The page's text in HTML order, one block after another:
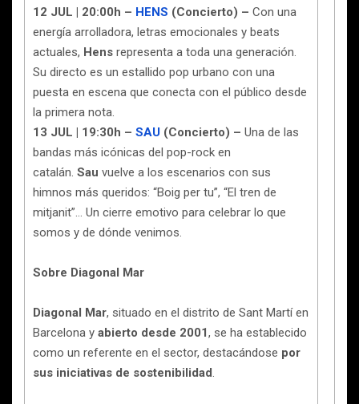
12 JUL | 20:00h – HENS (Concierto) – Con una
energía arrolladora, letras emocionales y beats
actuales, Hens representa a toda una generación.
Su directo es un estallido pop urbano con una
puesta en escena que conecta con el público desde
la primera nota.
13 JUL | 19:30h – SAU (Concierto) – Una de las
bandas más icónicas del pop-rock en
catalán. Sau vuelve a los escenarios con sus
himnos más queridos: “Boig per tu”, “El tren de
mitjanit”… Un cierre emotivo para celebrar lo que
somos y de dónde venimos.
Sobre Diagonal Mar
Diagonal Mar, situado en el distrito de Sant Martí en
Barcelona y abierto desde 2001, se ha establecido
como un referente en el sector, destacándose por
sus iniciativas de sostenibilidad.